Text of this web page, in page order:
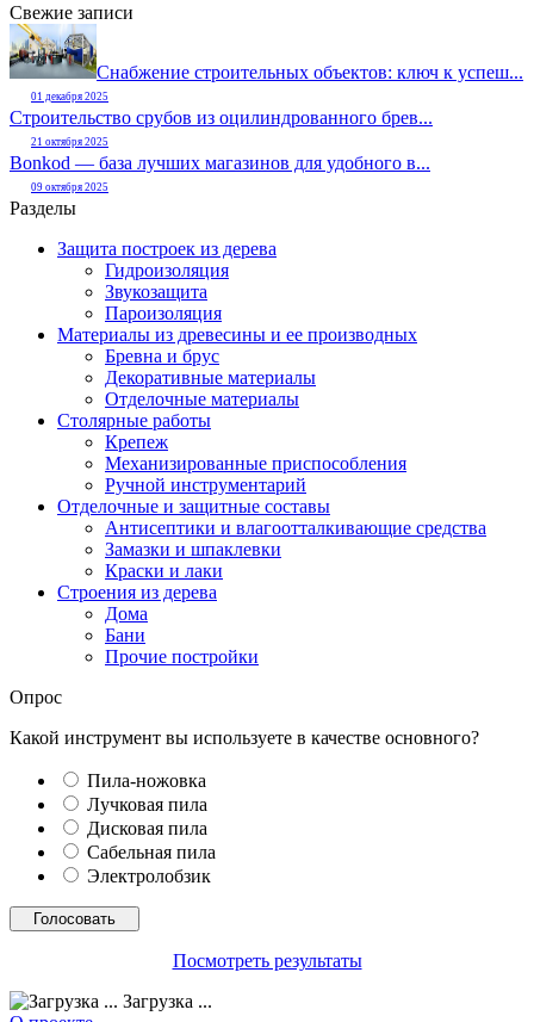
Свежие записи
Снабжение строительных объектов: ключ к успеш...
01 декабря 2025
Строительство срубов из оцилиндрованного брев...
21 октября 2025
Bonkod — база лучших магазинов для удобного в...
09 октября 2025
Разделы
Защита построек из дерева
Гидроизоляция
Звукозащита
Пароизоляция
Материалы из древесины и ее производных
Бревна и брус
Декоративные материалы
Отделочные материалы
Столярные работы
Крепеж
Механизированные приспособления
Ручной инструментарий
Отделочные и защитные составы
Антисептики и влагоотталкивающие средства
Замазки и шпаклевки
Краски и лаки
Строения из дерева
Дома
Бани
Прочие постройки
Опрос
Какой инструмент вы используете в качестве основного?
Пила-ножовка
Лучковая пила
Дисковая пила
Сабельная пила
Электролобзик
Посмотреть результаты
Загрузка ...